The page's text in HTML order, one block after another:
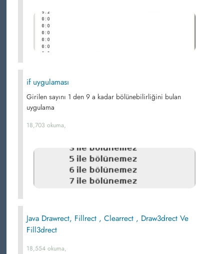
if uygulaması
Girilen sayını 1 den 9 a kadar bölünebilirliğini bulan
uygulama
18,703 okuma,
Java Drawrect, Fillrect , Clearrect , Draw3drect Ve
Fill3drect
18,554 okuma,